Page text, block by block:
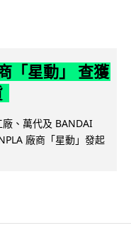
「星動」 查獲
、萬代及 BANDAI
廠商「星動」發起